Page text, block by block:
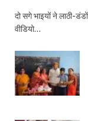
दो सगे भाइयों ने लाठी-
वीडियो…